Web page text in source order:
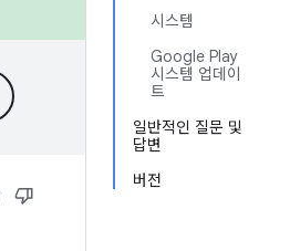
시스템
Google Play
시스템 업데이
트
일반적인 질문 및
답변
버전